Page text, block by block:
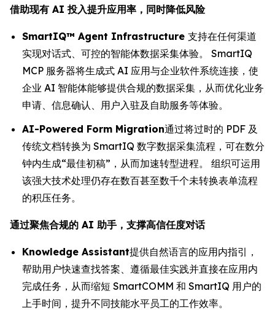
借助现有 AI 投入提升应用率，同时降低风险
SmartIQ™ Agent Infrastructure 支持在任何渠道
实现对话式、可控的智能体数据采集体验。 SmartIQ
MCP 服务器将生成式 AI 应用与企业软件系统连接，使
企业 AI 智能体能够提供合规的数据采集，从而优化业务
申请、信息确认、用户入驻及自助服务等体验。
AI-Powered Form Migration通过将过时的 PDF 及
传统文档转换为 SmartIQ 数字数据采集流程，可在数分
钟内生成“最佳初稿”，从而加速转型进程。 组织可运用
该强大技术处理仍存在数百甚至数千个未转换表单流程
的积压任务。
通过聚焦合规的 AI 助手，支撑高信任度对话
Knowledge Assistant提供自然语言的应用内指引，
帮助用户快速查找答案、遵循最佳实践并直接在应用内
完成任务，从而缩短 SmartCOMM 和 SmartIQ 用户的
上手时间，提升不同技能水平员工的工作效率。